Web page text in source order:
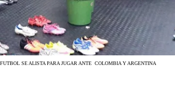
SE ALISTA PARA JUGAR ANTE COLOMBIA Y ARGENTINA